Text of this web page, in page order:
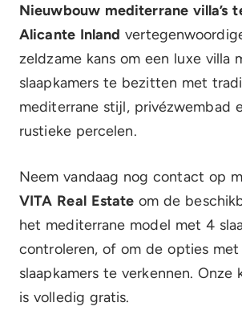
Nieuwbouw mediterrane villa’s
Alicante Inland
zeldzame kans om een luxe villa
slaapkamers te bezitten met
mediterrane stijl, privézwembad
rustieke percelen.
Neem vandaag nog contact op
VITA Real Estate om de
het mediterrane model met 4
controleren, of om de opties met
slaapkamers te verkennen. Onze
is volledig gratis.